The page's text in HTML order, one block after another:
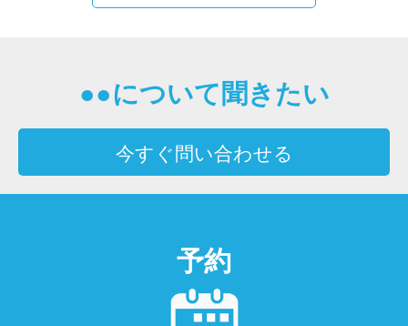
●●について聞きたい
今すぐ問い合わせる
予約